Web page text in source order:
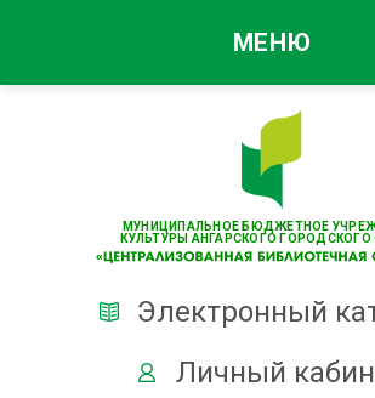
МУНИЦИПАЛЬНОЕ БЮДЖЕТНОЕ
КУЛЬТУРЫ АНГАРСКОГО ГОРОДСКОГО
Электронный
Личный
МЕНЮ